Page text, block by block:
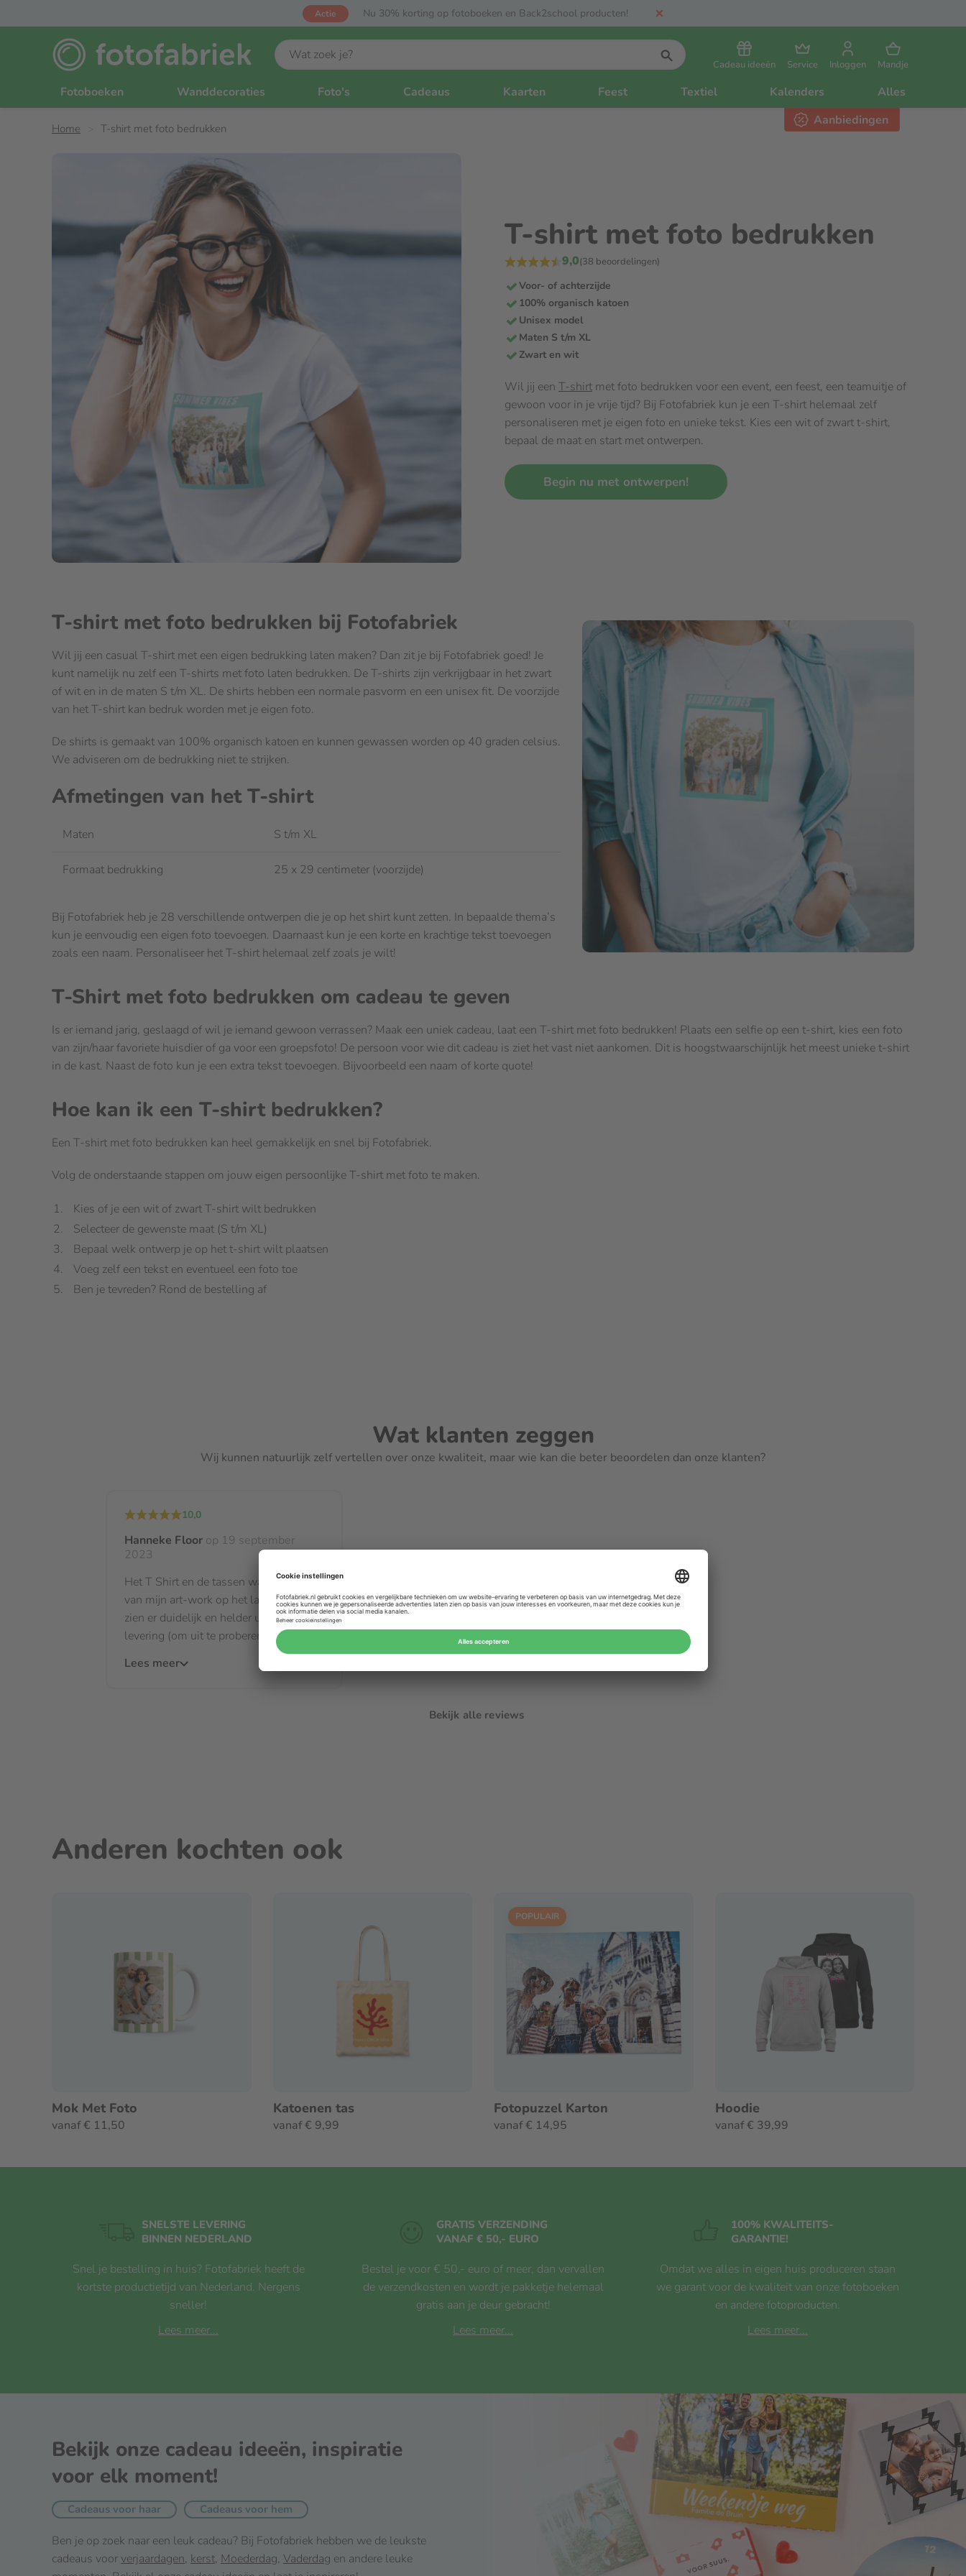
Actie Nu 30% korting op fotoboeken en Back2school producten!
Cadeau ideeën Service Inloggen Mandje
Fotoboeken Wanddecoraties Foto's Cadeaus Kaarten Feest Textiel Kalenders
Alles
Aanbiedingen
Home T-shirt met foto bedrukken
T-shirt met foto bedrukken
9,0(38 beoordelingen)
Voor- of achterzijde
100% organisch katoen
Unisex model
Maten S t/m XL
Zwart en wit
Wil jij een T-shirt met foto bedrukken voor een event, een feest, een teamuitje of
gewoon voor in je vrije tijd? Bij Fotofabriek kun je een T-shirt helemaal zelf
personaliseren met je eigen foto en unieke tekst. Kies een wit of zwart t-shirt,
bepaal de maat en start met ontwerpen.
Begin nu met ontwerpen!
T-shirt met foto bedrukken bij Fotofabriek
Wil jij een casual T-shirt met een eigen bedrukking laten maken? Dan zit je bij Fotofabriek goed! Je
kunt namelijk nu zelf een T-shirts met foto laten bedrukken. De T-shirts zijn verkrijgbaar in het zwart
of wit en in de maten S t/m XL. De shirts hebben een normale pasvorm en een unisex fit. De voorzijde
van het T-shirt kan bedruk worden met je eigen foto.
De shirts is gemaakt van 100% organisch katoen en kunnen gewassen worden op 40 graden celsius.
We adviseren om de bedrukking niet te strijken.
Afmetingen van het T-shirt
Maten S t/m XL
Formaat bedrukking 25 x 29 centimeter (voorzijde)
Bij Fotofabriek heb je 28 verschillende ontwerpen die je op het shirt kunt zetten. In bepaalde thema’s
kun je eenvoudig een eigen foto toevoegen. Daarnaast kun je een korte en krachtige tekst toevoegen
zoals een naam. Personaliseer het T-shirt helemaal zelf zoals je wilt!
T-Shirt met foto bedrukken om cadeau te geven
Is er iemand jarig, geslaagd of wil je iemand gewoon verrassen? Maak een uniek cadeau, laat een T-shirt met foto bedrukken! Plaats een selfie op een t-shirt, kies een foto
van zijn/haar favoriete huisdier of ga voor een groepsfoto! De persoon voor wie dit cadeau is ziet het vast niet aankomen. Dit is hoogstwaarschijnlijk het meest unieke t-shirt
in de kast. Naast de foto kun je een extra tekst toevoegen. Bijvoorbeeld een naam of korte quote!
Hoe kan ik een T-shirt bedrukken?
Een T-shirt met foto bedrukken kan heel gemakkelijk en snel bij Fotofabriek.
Volg de onderstaande stappen om jouw eigen persoonlijke T-shirt met foto te maken.
Kies of je een wit of zwart T-shirt wilt bedrukken
Selecteer de gewenste maat (S t/m XL)
Bepaal welk ontwerp je op het t-shirt wilt plaatsen
Voeg zelf een tekst en eventueel een foto toe
Ben je tevreden? Rond de bestelling af
Wat klanten zeggen
Wij kunnen natuurlijk zelf vertellen over onze kwaliteit, maar wie kan die beter beoordelen dan onze klanten?
10,0
Hanneke Floor op 19 september
2023
Het T Shirt en de tassen waar ik foto’ s
van mijn art-work op het laten drukken
zien er duidelijk en helder uit. Na de 1e
levering (om uit te proberen...
Lees meer
Bekijk alle reviews
Anderen kochten ook
Mok Met Foto
vanaf € 11,50
Katoenen tas
vanaf € 9,99
POPULAIR
Fotopuzzel Karton
vanaf € 14,95
Hoodie
vanaf € 39,99
SNELSTE LEVERING
BINNEN NEDERLAND
Snel je bestelling in huis? Fotofabriek heeft de
kortste productietijd van Nederland. Nergens
sneller!
Lees meer...
GRATIS VERZENDING
VANAF € 50,- EURO
Bestel je voor € 50,- euro of meer, dan vervallen
de verzendkosten en wordt je pakketje helemaal
gratis aan je deur gebracht!
Lees meer...
100% KWALITEITS-
GARANTIE!
Omdat we alles in eigen huis produceren staan
we garant voor de kwaliteit van onze fotoboeken
en andere fotoproducten.
Lees meer...
Bekijk onze cadeau ideeën, inspiratie
voor elk moment!
Cadeaus voor haar Cadeaus voor hem
Ben je op zoek naar een leuk cadeau? Bij Fotofabriek hebben we de leukste
cadeaus voor verjaardagen, kerst, Moederdag, Vaderdag en andere leuke